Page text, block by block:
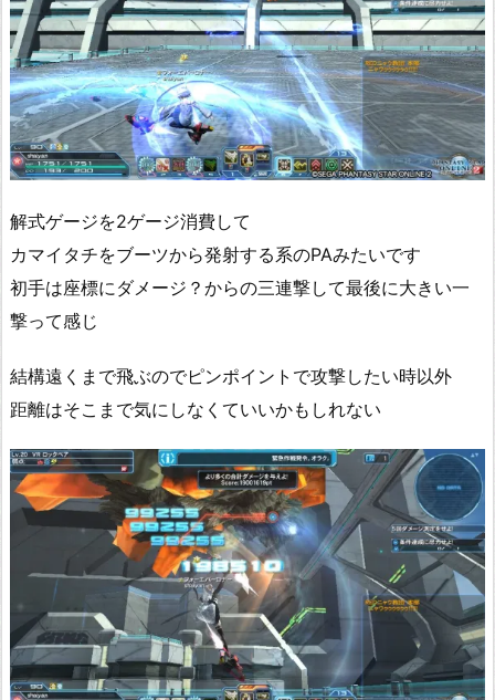
解式ゲージを2ゲージ消費して
カマイタチをブーツから発射する系のPAみたいです
初手は座標にダメージ？からの三連撃して最後に大きい一
撃って感じ
結構遠くまで飛ぶのでピンポイントで攻撃したい時以外
距離はそこまで気にしなくていいかもしれない